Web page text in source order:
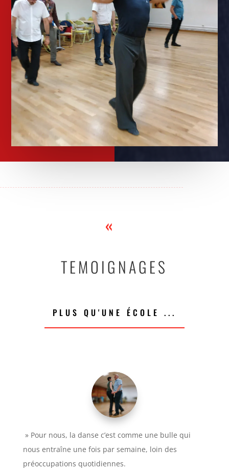
«
TEMOIGNAGES
PLUS QU'UNE ÉCOLE ...
» Pour nous, la danse c’est comme une bulle qui
nous entraîne une fois par semaine, loin des
préoccupations quotidiennes.